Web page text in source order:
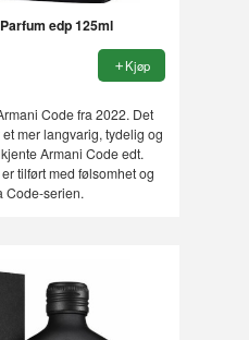
edp 125ml
Kjøp
Code fra 2022. Det
mer langvarig, tydelig og
Armani Code edt.
tilført med følsomhet og
Code-serien.